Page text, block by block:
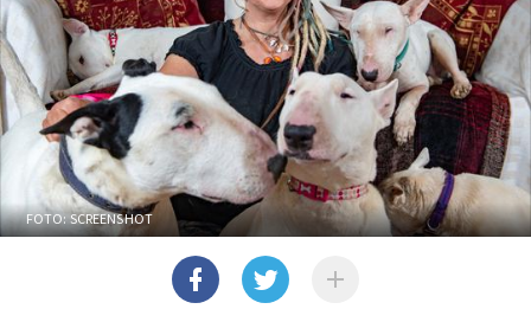
FOTO: SCREENSHOT